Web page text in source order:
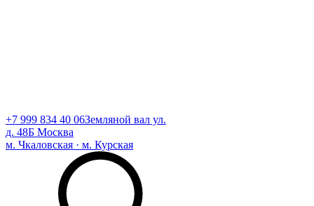
+7 999 834 40 06Земляной вал ул.
д. 48Б Москва
м. Чкаловская · м. Курская